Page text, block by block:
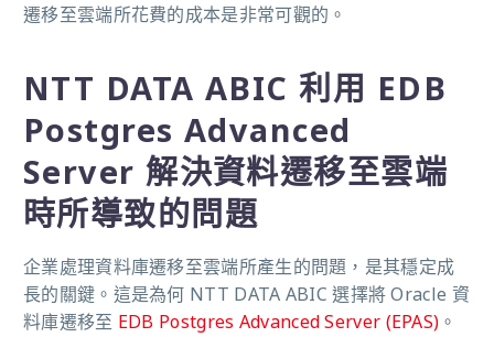
遷移至雲端所花費的成本是非常可觀的。
NTT DATA ABIC 利用 EDB
Postgres Advanced
Server 解決資料遷移至雲端
時所導致的問題
企業處理資料庫遷移至雲端所產生的問題，是其穩定成
長的關鍵。這是為何 NTT DATA ABIC 選擇將 Oracle 資
料庫遷移至 EDB Postgres Advanced Server (EPAS) 。